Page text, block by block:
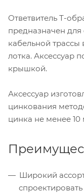
Ответвитель Т-
предназначен
кабельной
лотка. Аксессуар
крышкой.
Аксессуар
цинкования
цинка не менее 10
Широкий